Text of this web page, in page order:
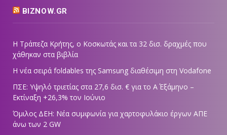
BIZNOW.GR
Η Τράπεζα Κρήτης, ο Κοσκωτάς και τα 32 δισ. δραχμές που
χάθηκαν στα βιβλία
Η νέα σειρά foldables της Samsung διαθέσιμη στη Vodafone
ΠΣΕ: Υψηλό τριετίας στα 27,6 δισ. € για το Α΄ Εξάμηνο –
Εκτίναξη +26,3% τον Ιούνιο
Όμιλος ΔΕΗ: Νέα συμφωνία για χαρτοφυλάκιο έργων ΑΠΕ
άνω των 2 GW